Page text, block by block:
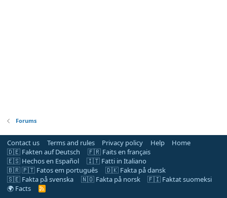
Forums
Contact us Terms and rules Privacy policy Help
Home
🇩🇪 Fakten auf Deutsch
🇫🇷 Faits en français
🇪🇸 Hechos en Español
🇮🇹 Fatti in Italiano
🇧🇷 🇵🇹 Fatos em português
🇩🇰 Fakta på dansk
🇸🇪 Fakta på svenska
🇳🇴 Fakta på norsk
🇫🇮 Faktat suomeksi
🌍 Facts
R